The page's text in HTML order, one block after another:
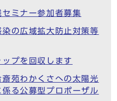
セミナー参加者募集
の広域拡大防止対策等
プを回収します
斎苑わかくさへの太陽光
る公募型プロポーザル